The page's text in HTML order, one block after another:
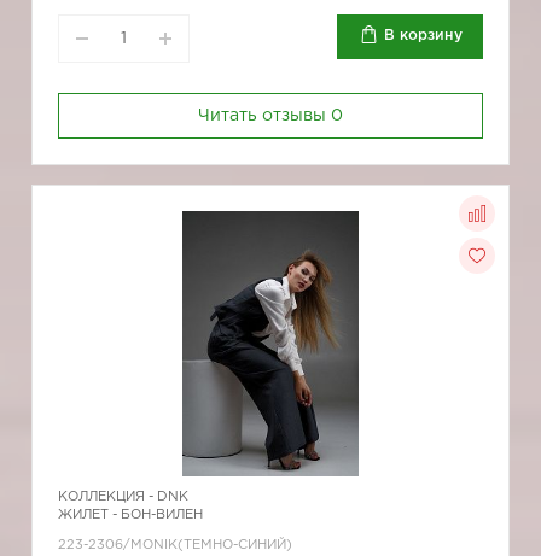
В корзину
Читать отзывы 0
КОЛЛЕКЦИЯ - DNK
ЖИЛЕТ - БОН-ВИЛЕН
223-2306/MONIK(ТЕМНО-СИНИЙ)